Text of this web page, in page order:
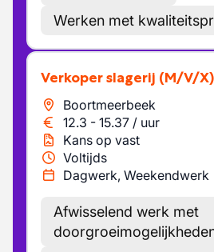
Werken met
Verkoper slagerij (M/V/X)
Boortmeerbeek
12.3 - 15.37 / uur
Kans op vast
Voltijds
Dagwerk, Weekendwerk
Afwisselend werk met